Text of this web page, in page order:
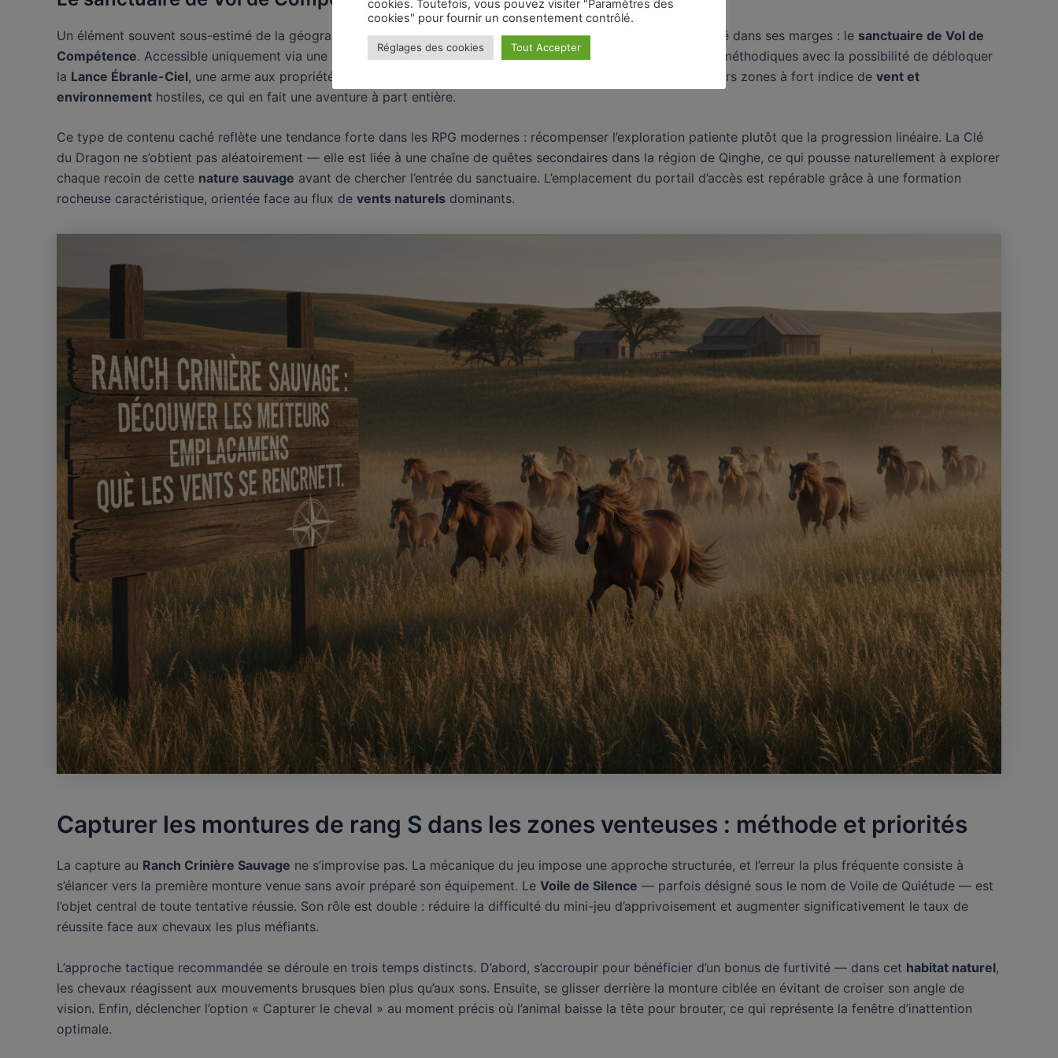
Un élément souvent sous-estimé de la géographie duRanch Crinière Sauvageconcerne un sanctuaire dissimulé dans ses marges : le sanctuaire de Vol de
Compétence. Accessible uniquement via une Clé du Dragon, cet espace récompense les explorateurs les plus méthodiques avec la possibilité de débloquer
la Lance Ébranle-Ciel, une arme aux propriétés redoutables. La quête de cette clé implique de traverser plusieurs zones à fort indice de vent et
environnement hostiles, ce qui en fait une aventure à part entière.
Ce type de contenu caché reflète une tendance forte dans les RPG modernes : récompenser l’exploration patiente plutôt que la progression linéaire. La Clé
du Dragon ne s’obtient pas aléatoirement — elle est liée à une chaîne de quêtes secondaires dans la région de Qinghe, ce qui pousse naturellement à explorer
chaque recoin de cette nature sauvage avant de chercher l’entrée du sanctuaire. L’emplacement du portail d’accès est repérable grâce à une formation
rocheuse caractéristique, orientée face au flux de vents naturels dominants.
Capturer les montures de rang S dans les zones venteuses : méthode et priorités
La capture au Ranch Crinière Sauvage ne s’improvise pas. La mécanique du jeu impose une approche structurée, et l’erreur la plus fréquente consiste à
s’élancer vers la première monture venue sans avoir préparé son équipement. Le Voile de Silence — parfois désigné sous le nom de Voile de Quiétude — est
l’objet central de toute tentative réussie. Son rôle est double : réduire la difficulté du mini-jeu d’apprivoisement et augmenter significativement le taux de
réussite face aux chevaux les plus méfiants.
L’approche tactique recommandée se déroule en trois temps distincts. D’abord, s’accroupir pour bénéficier d’un bonus de furtivité — dans cet habitat naturel,
les chevaux réagissent aux mouvements brusques bien plus qu’aux sons. Ensuite, se glisser derrière la monture ciblée en évitant de croiser son angle de
vision. Enfin, déclencher l’option « Capturer le cheval » au moment précis où l’animal baisse la tête pour brouter, ce qui représente la fenêtre d’inattention
optimale.
cookies. Toutefois, vous pouvez visiter "Paramètres des
cookies" pour fournir un consentement contrôlé.
Réglages des cookies Tout Accepter